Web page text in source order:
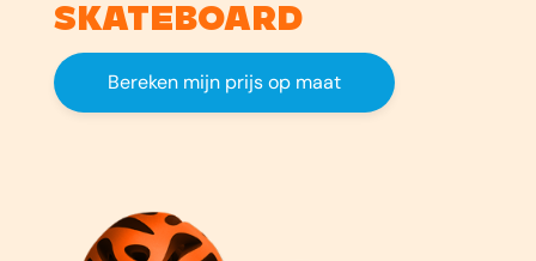
skateboard
Bereken mijn prijs op maat